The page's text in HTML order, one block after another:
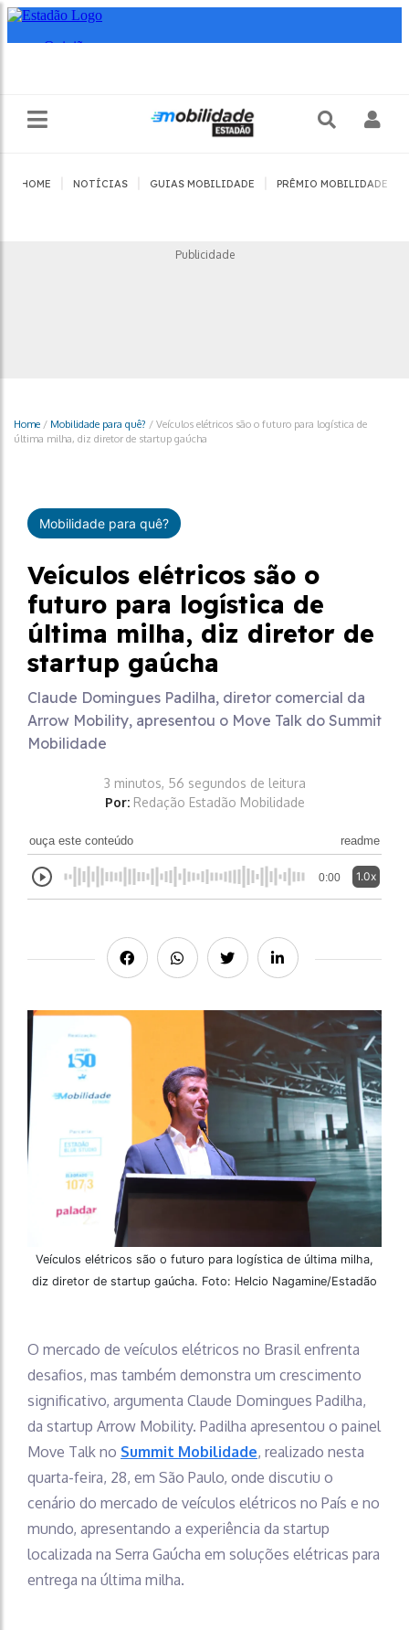
HOME NOTÍCIAS GUIAS MOBILIDADE PRÊMIO MOBILIDADE
Publicidade
Home / Mobilidade para quê? / Veículos elétricos são o futuro para logística de
última milha, diz diretor de startup gaúcha
Mobilidade para quê?
Veículos elétricos são o
futuro para logística de
última milha, diz diretor de
startup gaúcha
Claude Domingues Padilha, diretor comercial da
Arrow Mobility, apresentou o Move Talk do Summit
Mobilidade
3 minutos, 56 segundos de leitura
Por: Redação Estadão Mobilidade
ouça este conteúdo readme
0:00 1.0x
Veículos elétricos são o futuro para logística de última milha,
diz diretor de startup gaúcha. Foto: Helcio Nagamine/Estadão
O mercado de veículos elétricos no Brasil enfrenta
desafios, mas também demonstra um crescimento
significativo, argumenta Claude Domingues Padilha,
da startup Arrow Mobility. Padilha apresentou o painel
Move Talk no Summit Mobilidade, realizado nesta
quarta-feira, 28, em São Paulo, onde discutiu o
cenário do mercado de veículos elétricos no País e no
mundo, apresentando a experiência da startup
localizada na Serra Gaúcha em soluções elétricas para
entrega na última milha.